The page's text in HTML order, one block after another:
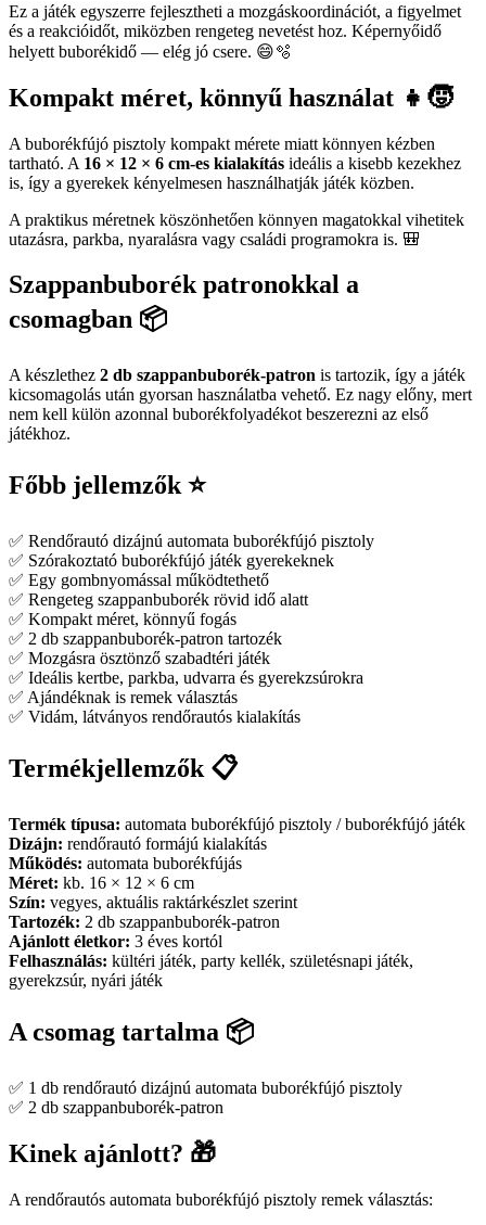
Ez a játék egyszerre fejlesztheti a mozgáskoordinációt, a figyelmet
és a reakcióidőt, miközben rengeteg nevetést hoz. Képernyőidő
helyett buborékidő — elég jó csere. 😄🫧
Kompakt méret, könnyű használat 👧🧒
A buborékfújó pisztoly kompakt mérete miatt könnyen kézben
tartható. A 16 × 12 × 6 cm-es kialakítás ideális a kisebb kezekhez
is, így a gyerekek kényelmesen használhatják játék közben.
A praktikus méretnek köszönhetően könnyen magatokkal vihetitek
utazásra, parkba, nyaralásra vagy családi programokra is. 🎒
Szappanbuborék patronokkal a
csomagban 📦
A készlethez 2 db szappanbuborék-patron is tartozik, így a játék
kicsomagolás után gyorsan használatba vehető. Ez nagy előny, mert
nem kell külön azonnal buborékfolyadékot beszerezni az első
játékhoz.
Főbb jellemzők ⭐
✅ Rendőrautó dizájnú automata buborékfújó pisztoly
✅ Szórakoztató buborékfújó játék gyerekeknek
✅ Egy gombnyomással működtethető
✅ Rengeteg szappanbuborék rövid idő alatt
✅ Kompakt méret, könnyű fogás
✅ 2 db szappanbuborék-patron tartozék
✅ Mozgásra ösztönző szabadtéri játék
✅ Ideális kertbe, parkba, udvarra és gyerekzsúrokra
✅ Ajándéknak is remek választás
✅ Vidám, látványos rendőrautós kialakítás
Termékjellemzők 📋
Termék típusa: automata buborékfújó pisztoly / buborékfújó játék
Dizájn: rendőrautó formájú kialakítás
Működés: automata buborékfújás
Méret: kb. 16 × 12 × 6 cm
Szín: vegyes, aktuális raktárkészlet szerint
Tartozék: 2 db szappanbuborék-patron
Ajánlott életkor: 3 éves kortól
Felhasználás: kültéri játék, party kellék, születésnapi játék,
gyerekzsúr, nyári játék
A csomag tartalma 📦
✅ 1 db rendőrautó dizájnú automata buborékfújó pisztoly
✅ 2 db szappanbuborék-patron
Kinek ajánlott? 🎁
A rendőrautós automata buborékfújó pisztoly remek választás: